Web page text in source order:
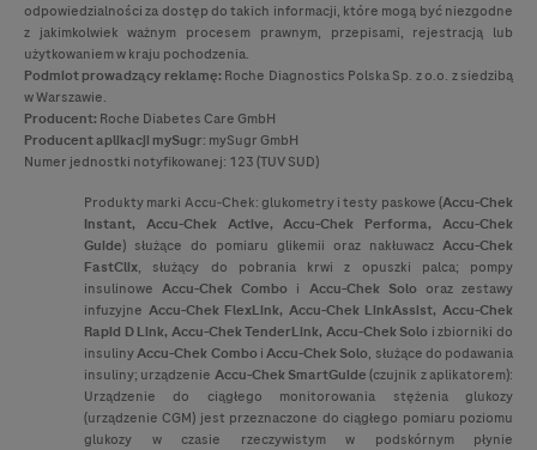
odpowiedzialności za dostęp do takich informacji, które mogą być niezgodne
z jakimkolwiek ważnym procesem prawnym, przepisami, rejestracją lub
użytkowaniem w kraju pochodzenia.
Podmiot prowadzący reklamę: Roche Diagnostics Polska Sp. z o.o. z siedzibą
w Warszawie.
Producent: Roche Diabetes Care GmbH
Producentaplikacji mySugr: mySugr GmbH
Numer jednostki notyfikowanej: 123 (TUV SUD)
Produkty marki Accu-Chek: glukometry i testy paskowe (Accu-Chek
Instant, Accu-ChekActive,Accu-Chek Performa,Accu-Chek
Guide) służące do pomiaru glikemii oraz nakłuwacz Accu-Chek
FastClix, służący do pobrania krwi z opuszki palca; pompy
insulinowe Accu-Chek Combo i Accu-ChekSolo oraz zestawy
infuzyjne Accu-ChekFlexLink, Accu-ChekLinkAssist,Accu-Chek
Rapid D Link, Accu-ChekTenderLink, Accu-ChekSolo i zbiorniki do
insulinyAccu-ChekCombo iAccu-ChekSolo, służące do podawania
insuliny; urządzenie Accu-ChekSmartGuide(czujnik z aplikatorem):
Urządzenie do ciągłego monitorowania stężenia glukozy
(urządzenie CGM) jest przeznaczone do ciągłego pomiaru poziomu
glukozy w czasie rzeczywistym w podskórnym płynie